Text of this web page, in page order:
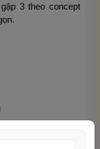
3 theo concept